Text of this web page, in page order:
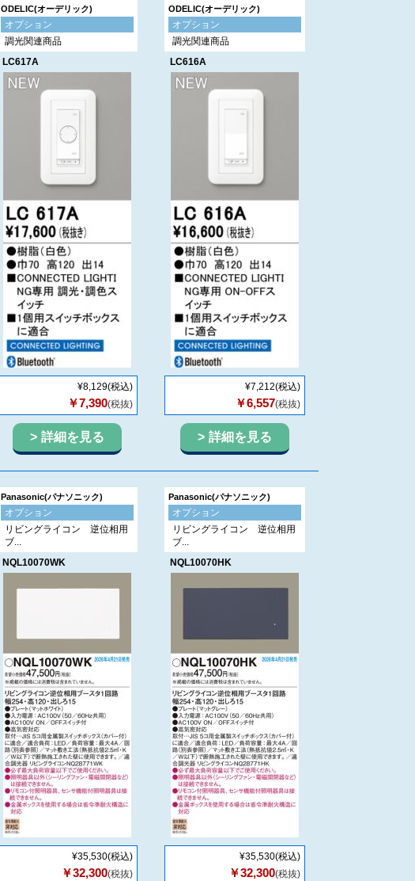
ODELIC(オーデリック)
オプション
調光関連商品
LC617A
¥8,129(税込)
￥7,390(税抜)
詳細を見る
ODELIC(オーデリック)
オプション
調光関連商品
LC616A
¥7,212(税込)
￥6,557(税抜)
詳細を見る
Panasonic(パナソニック)
オプション
リビングライコン 逆位相用
ブ...
NQL10070WK
¥35,530(税込)
￥32,300(税抜)
Panasonic(パナソニック)
オプション
リビングライコン 逆位相用
ブ...
NQL10070HK
¥35,530(税込)
￥32,300(税抜)